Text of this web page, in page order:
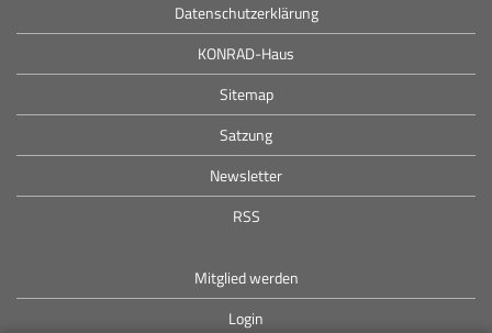
Datenschutzerklärung
KONRAD-Haus
Sitemap
Satzung
Newsletter
RSS
Mitglied werden
Login